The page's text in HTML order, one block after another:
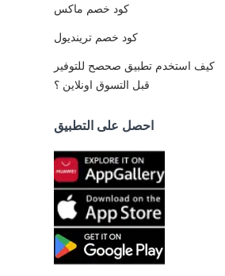
كود خصم ماكس
كود خصم ترينديول
كيف استخدم تطبيق صحصح للتوفير
قبل التسوق اونلاين ؟
احصل على التطبيق